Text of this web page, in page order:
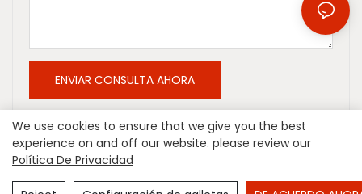
ENVIAR CONSULTA AHORA
Mapa del sitio |política de privacidad
We use cookies to ensure that we give you the best
experience on and off our website. please review our
Política De Privacidad